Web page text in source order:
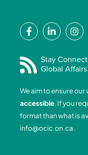
F
a
e
b
o
o
k
-
f
L
i
k
e
i
n
-
i
I
n
t
a
r
a
m
Stay
Global
We aim to ensure
accessible. If you
format than what is
info@ocic.on.ca.